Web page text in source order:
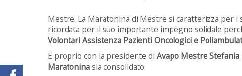
Mestre. La Maratonina di Mestre si caratterizza per
ricordata per il suo importante impegno solidale
Volontari Assistenza Pazienti Oncologici e
E proprio con la presidente di Avapo Mestre Stefania
Maratoninasia consolidato.